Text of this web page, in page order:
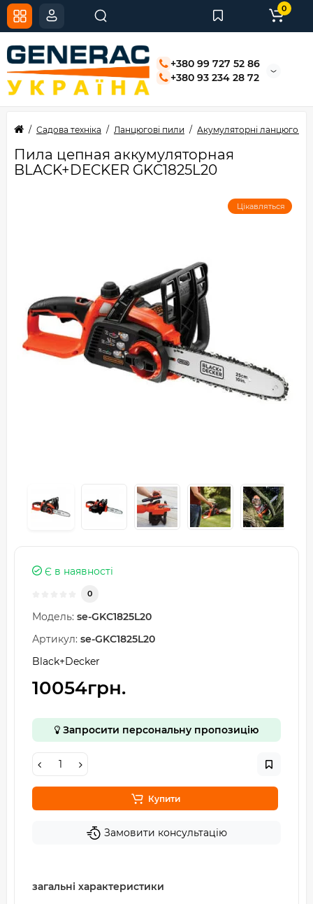
+380 99 727 52 86
+380 93 234 28 72
0
Садова техніка Ланцюгові пили Акумуляторні ланцюгові
Пила цепная аккумуляторная
BLACK+DECKER GKC1825L20
Цікавляться
Є в наявності
0
Модель: se-GKC1825L20
Артикул: se-GKC1825L20
Black+Decker
10054грн.
Запросити персональну пропозицію
Купити
Замовити консультацію
загальні характеристики